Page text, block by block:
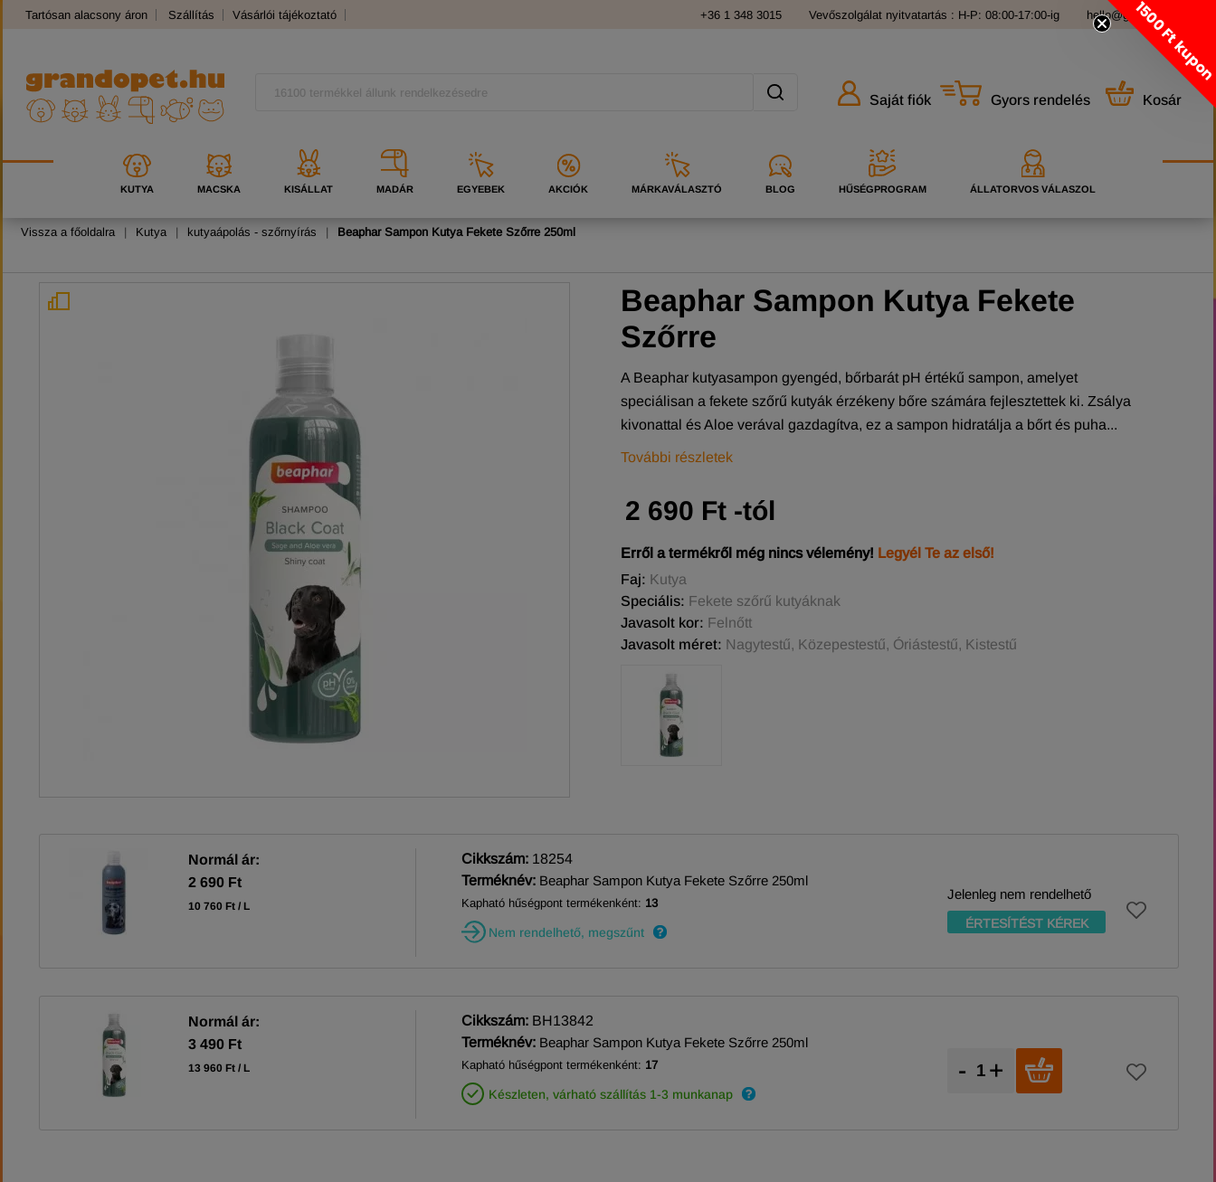
Tartósan alacsony áron Szállítás Vásárlói tájékoztató +36 1 348 3015 Vevőszolgálat nyitvatartás : H-P: 08:00-17:00-ig hello@grandopet.hu
Saját fiók Gyors rendelés Kosár
KUTYA MACSKA KISÁLLAT MADÁR EGYEBEK AKCIÓK MÁRKAVÁLASZTÓ BLOG HŰSÉGPROGRAM ÁLLATORVOS VÁLASZOL
Vissza a főoldalra | Kutya | kutyaápolás - szőrnyírás | Beaphar Sampon Kutya Fekete Szőrre 250ml
Beaphar Sampon Kutya Fekete
Szőrre
A Beaphar kutyasampon gyengéd, bőrbarát pH értékű sampon, amelyet
speciálisan a fekete szőrű kutyák érzékeny bőre számára fejlesztettek ki. Zsálya
kivonattal és Aloe verával gazdagítva, ez a sampon hidratálja a bőrt és puha...
További részletek
2 690 Ft -tól
Erről a termékről még nincs vélemény! Legyél Te az első!
Faj: Kutya
Speciális: Fekete szőrű kutyáknak
Javasolt kor: Felnőtt
Javasolt méret: Nagytestű, Közepestestű, Óriástestű, Kistestű
Normál ár:
2 690 Ft
10 760 Ft / L
Cikkszám: 18254
Terméknév: Beaphar Sampon Kutya Fekete Szőrre 250ml
Kapható hűségpont termékenként: 13
Nem rendelhető, megszűnt
Jelenleg nem rendelhető
ÉRTESÍTÉST KÉREK
Normál ár:
3 490 Ft
13 960 Ft / L
Cikkszám: BH13842
Terméknév: Beaphar Sampon Kutya Fekete Szőrre 250ml
Kapható hűségpont termékenként: 17
Készleten, várható szállítás 1-3 munkanap
+
-
1500 Ft